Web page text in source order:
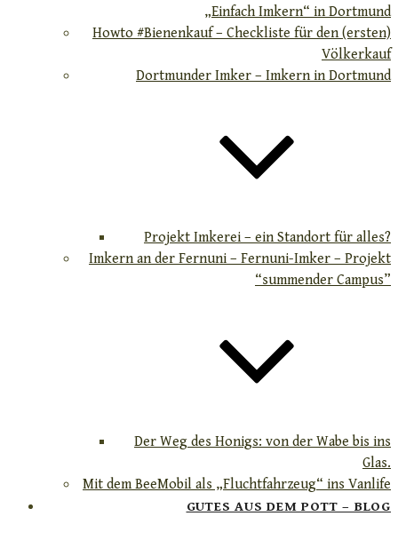
„Einfach Imkern“ in Dortmund
Howto #Bienenkauf – Checkliste für den (ersten)
Völkerkauf
Dortmunder Imker – Imkern in Dortmund
Projekt Imkerei – ein Standort für alles?
Imkern an der Fernuni – Fernuni-Imker – Projekt
“summender Campus”
Der Weg des Honigs: von der Wabe bis ins
Glas.
Mit dem BeeMobil als „Fluchtfahrzeug“ ins Vanlife
GUTES AUS DEM POTT – BLOG